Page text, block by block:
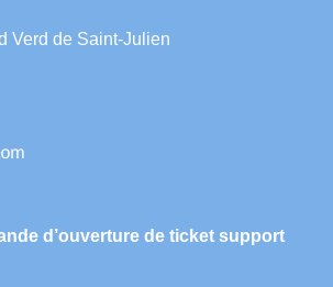
Verd de Saint-Julien
d’ouverture de ticket support